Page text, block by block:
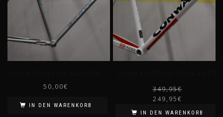
50,00€
IN DEN WARENKORB
349,95€
249,95€
IN DEN WARENKORB